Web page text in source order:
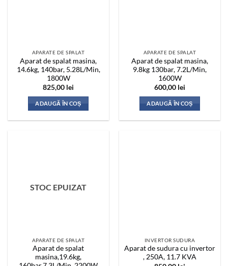
APARATE DE SPALAT
Aparat de spalat masina,
14.6kg, 140bar, 5.28L/Min,
1800W
825,00 lei
ADAUGĂ ÎN COȘ
APARATE DE SPALAT
Aparat de spalat masina,
9.8kg 130bar, 7.2L/Min,
1600W
600,00 lei
ADAUGĂ ÎN COȘ
STOC EPUIZAT
APARATE DE SPALAT
Aparat de spalat
masina,19.6kg,
INVERTOR SUDURA
Aparat de sudura cu invertor
, 250A, 11.7 KVA